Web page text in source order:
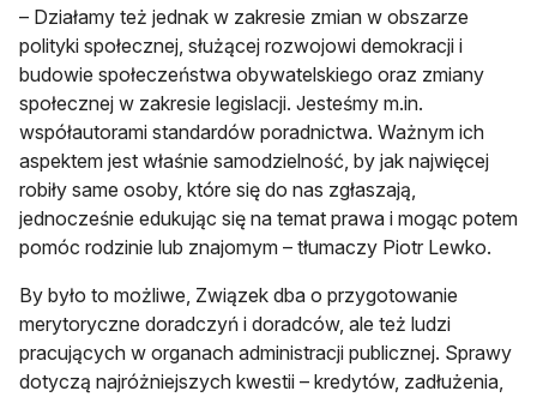
– Działamy też jednak w zakresie zmian w obszarze
polityki społecznej, służącej rozwojowi demokracji i
budowie społeczeństwa obywatelskiego oraz zmiany
społecznej w zakresie legislacji. Jesteśmy m.in.
współautorami standardów poradnictwa. Ważnym ich
aspektem jest właśnie samodzielność, by jak najwięcej
robiły same osoby, które się do nas zgłaszają,
jednocześnie edukując się na temat prawa i mogąc potem
pomóc rodzinie lub znajomym – tłumaczy Piotr Lewko.
By było to możliwe, Związek dba o przygotowanie
merytoryczne doradczyń i doradców, ale też ludzi
pracujących w organach administracji publicznej. Sprawy
dotyczą najróżniejszych kwestii – kredytów, zadłużenia,